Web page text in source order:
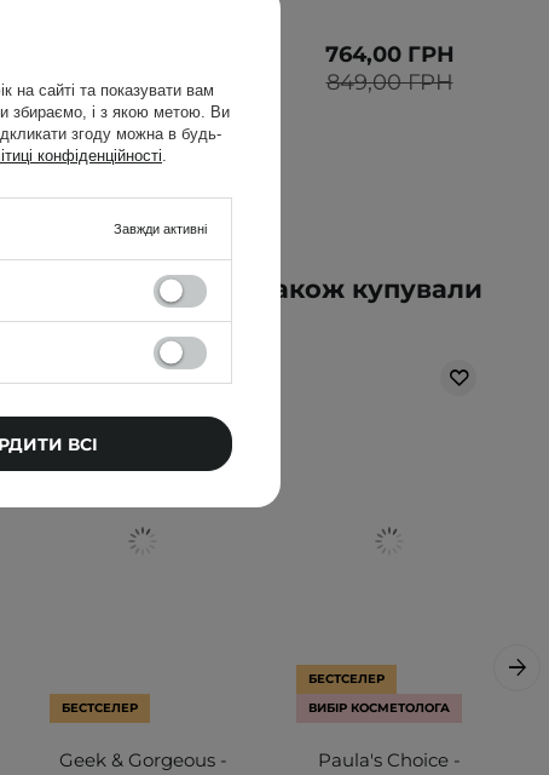
849,00 ГРН
764,00 ГРН
цей товар, також купували
БЕСТСЕЛЕР
Geek & Gorgeous -
БЕСТСЕЛЕР
ВИБІР КОСМЕТОЛОГА
Paula's Choice -
на сайті та показувати вам
збираємо, і з якою метою. Ви
згоду можна в будь-
конфіденційності.
Завжди активні
ВСІ